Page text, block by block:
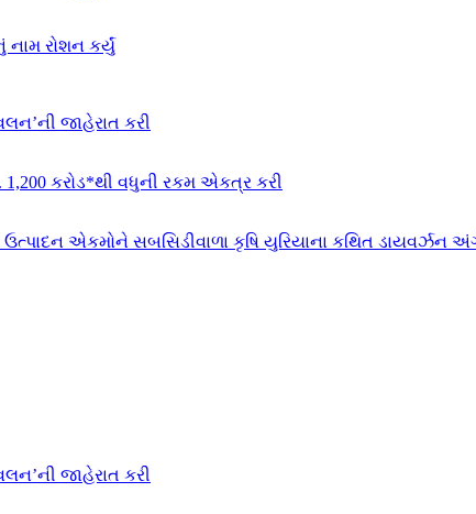
નામ રોશન કર્યું
જાહેરાત કરી
કરોડ*થી વધુની રકમ એકત્ર કરી
એકમોને સબસિડીવાળા કૃષિ યુરિયાના કથિત ડાયવર્ઝન
જાહેરાત કરી